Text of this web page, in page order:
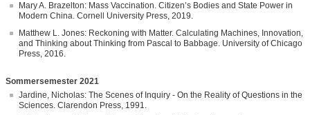
Mary A. Brazelton: Mass Vaccination. Citizen’s Bodies and State Power in
Modern China. Cornell University Press, 2019.
Matthew L. Jones: Reckoning with Matter. Calculating Machines, Innovation,
and Thinking about Thinking from Pascal to Babbage. University of Chicago
Press, 2016.
Sommersemester 2021
Jardine, Nicholas: The Scenes of Inquiry - On the Reality of Questions in the
Sciences. Clarendon Press, 1991.